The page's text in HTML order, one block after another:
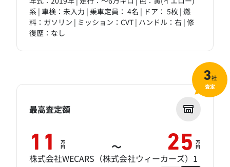
系 | 車検：未入力 | 乗車定員： 4名 | ドア： 5枚 | 燃
料：ガソリン | ミッション：CVT | ハンドル：右 | 修
復歴：なし
最高査定額
11 万
円 ～ 25 万
円
株式会社WECARS（株式会社ウィーカーズ）1
3社
査定